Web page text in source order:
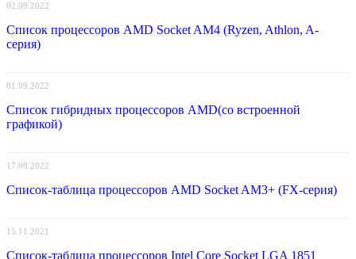
02.09.2022
Список процессоров AMD Socket AM4 (Ryzen, Athlon, A-
серия)
01.09.2022
Список гибридных процессоров AMD(со встроенной
графикой)
17.08.2022
Список-таблица процессоров AMD Socket AM3+ (FX-серия)
15.11.2021
Список-таблица процессоров Intel Core Socket LGA 1851